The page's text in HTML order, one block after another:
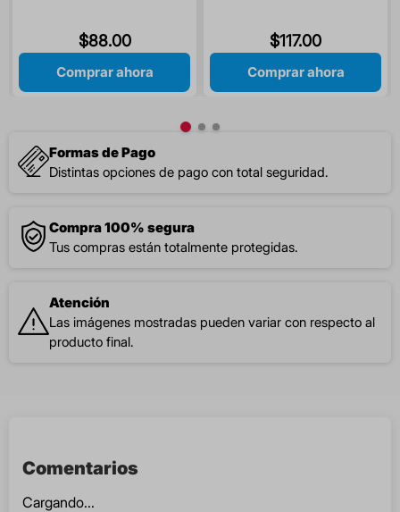
GOMITAS
$88.00
Comprar ahora
GOMITAS
$117.00
Comprar ahora
Formas de Pago
Distintas opciones de pago con total seguridad.
Compra 100% segura
Tus compras están totalmente protegidas.
Atención
Las imágenes mostradas pueden variar con respecto al
producto final.
Comentarios
Cargando...